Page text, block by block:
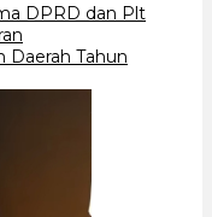
DPRD dan Plt
Tahun